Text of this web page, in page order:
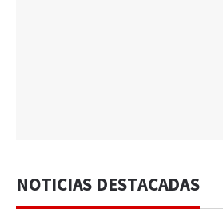
NOTICIAS DESTACADAS